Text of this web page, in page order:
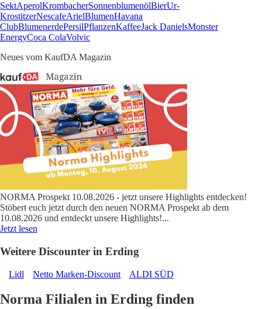
SektAperolKrombacherSonnenblumenölBierUr-
KrostitzerNescafeArielBlumenHavana
ClubBlumenerdePersilPflanzenKaffeeJack DanielsMonster
EnergyCoca ColaVolvic
Neues vom KaufDA Magazin
NORMA Prospekt 10.08.2026 - jetzt unsere Highlights entdecken!
Stöbert euch jetzt durch den neuen NORMA Prospekt ab dem
10.08.2026 und entdeckt unsere Highlights!...
Jetzt lesen
Weitere Discounter in Erding
Lidl Netto Marken-Discount ALDI SÜD
Norma Filialen in Erding finden